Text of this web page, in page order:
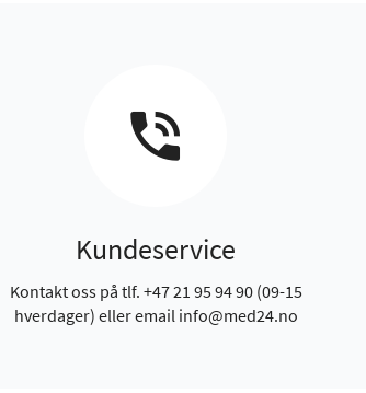
Kundeservice
Kontakt oss på tlf. +47 21 95 94 90 (09-15
hverdager) eller email info@med24.no